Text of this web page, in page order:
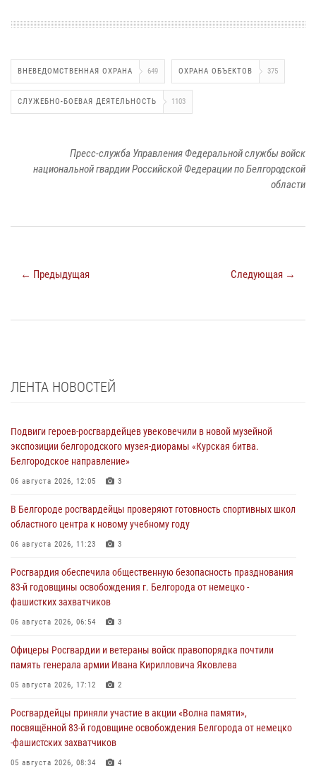
ВНЕВЕДОМСТВЕННАЯ ОХРАНА 649 ОХРАНА ОБЪЕКТОВ 375
СЛУЖЕБНО-БОЕВАЯ ДЕЯТЕЛЬНОСТЬ 1103
Пресс-служба Управления Федеральной службы войск
национальной гвардии Российской Федерации по Белгородской
области
← Предыдущая Следующая →
ЛЕНТА НОВОСТЕЙ
Подвиги героев‑росгвардейцев увековечили в новой музейной
экспозиции белгородского музея‑диорамы «Курская битва.
Белгородское направление»
06 августа 2026, 12:05 3
В Белгороде росгвардейцы проверяют готовность спортивных школ
областного центра к новому учебному году
06 августа 2026, 11:23 3
Росгвардия обеспечила общественную безопасность празднования
83-й годовщины освобождения г. Белгорода от немецко -
фашистких захватчиков
06 августа 2026, 06:54 3
Офицеры Росгвардии и ветераны войск правопорядка почтили
память генерала армии Ивана Кирилловича Яковлева
05 августа 2026, 17:12 2
Росгвардейцы приняли участие в акции «Волна памяти»,
посвящённой 83‑й годовщине освобождения Белгорода от немецко
‑фашистских захватчиков
05 августа 2026, 08:34 4